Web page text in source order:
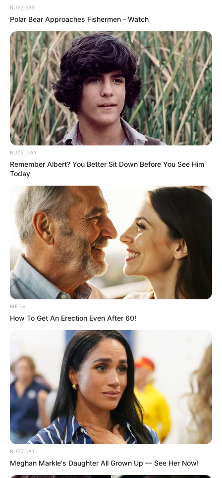
BUZZDAY
Polar Bear Approaches Fishermen - Watch
BUZZ DAY
Remember Albert? You Better Sit Down Before You See Him
Today
MEDVI
How To Get An Erection Even After 60!
BUZZDAY
Meghan Markle's Daughter All Grown Up — See Her Now!